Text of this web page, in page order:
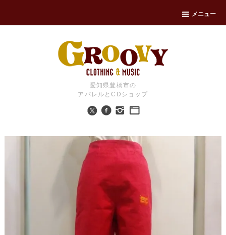
メニュー
愛知県豊橋市の
アパレルとCDショップ